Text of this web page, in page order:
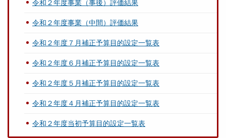
令和２年度事業（事後）評価結果
令和２年度事業（中間）評価結果
令和２年度７月補正予算目的設定一覧表
令和２年度６月補正予算目的設定一覧表
令和２年度５月補正予算目的設定一覧表
令和２年度４月補正予算目的設定一覧表
令和２年度当初予算目的設定一覧表